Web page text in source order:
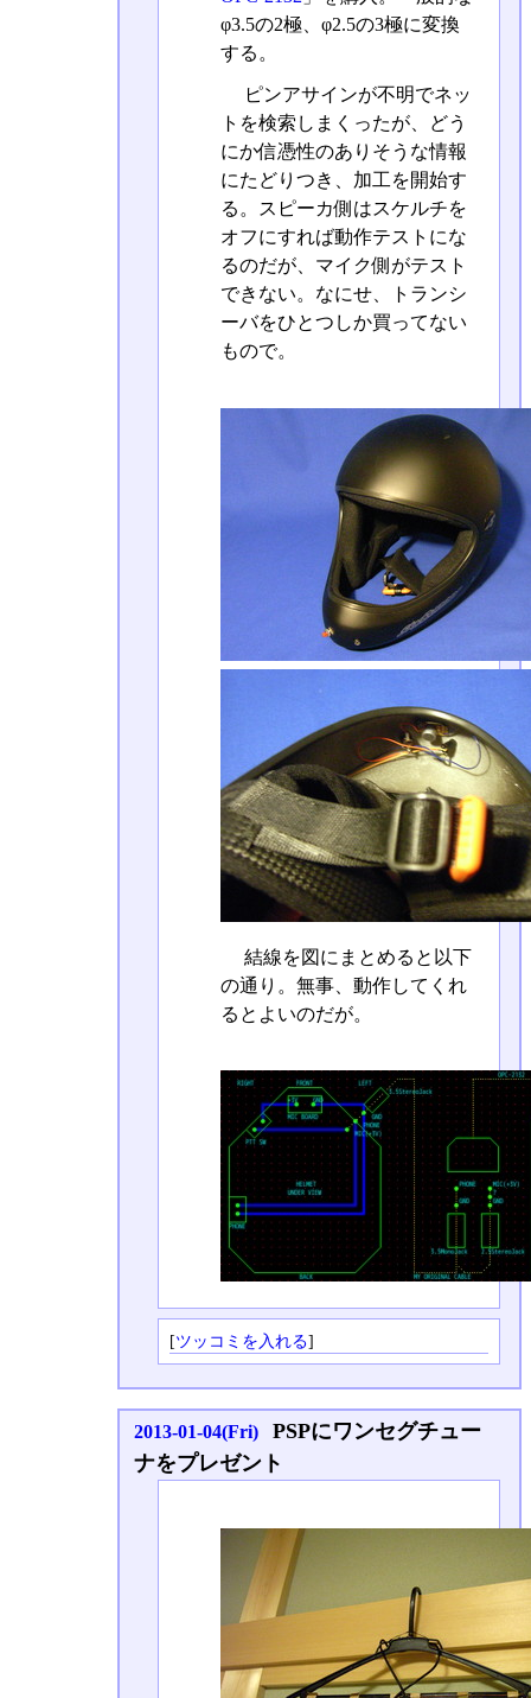
φ3.5の2極、φ2.5の3極に変換
する。
ピンアサインが不明でネッ
トを検索しまくったが、どう
にか信憑性のありそうな情報
にたどりつき、加工を開始す
る。スピーカ側はスケルチを
オフにすれば動作テストにな
るのだが、マイク側がテスト
できない。なにせ、トランシ
ーバをひとつしか買ってない
もので。
結線を図にまとめると以下
の通り。無事、動作してくれ
るとよいのだが。
[ツッコミを入れる]
2013-01-04(Fri)
PSPにワンセグチュー
ナをプレゼント